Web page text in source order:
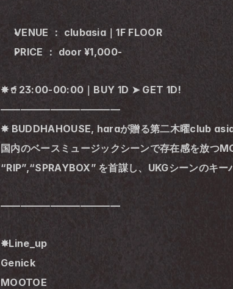
VENUE ： clubasia｜1F FLOOR
PRICE ： door ¥1,000-
✸🥤23:00-00:00｜BUY 1D ➤ GET 1D!
————————————
✸ BUDDHAHOUSE, haraが贈る第二木曜club
国内のベースミュージックシーンで存在感を放つ
“RIP”,“SPRAYBOX”	を首謀し、
————————————
✸Line_up
Genick
MOOTOE